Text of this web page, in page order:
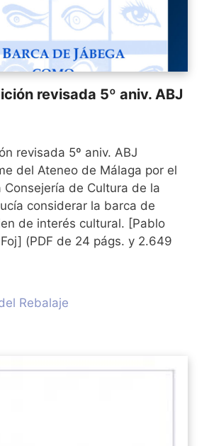
revisada 5º aniv. ABJ
revisada 5º aniv. ABJ
del Ateneo de Málaga por el
Consejería de Cultura de la
considerar la barca de
de interés cultural. [Pablo
(PDF de 24 págs. y 2.649
Rebalaje